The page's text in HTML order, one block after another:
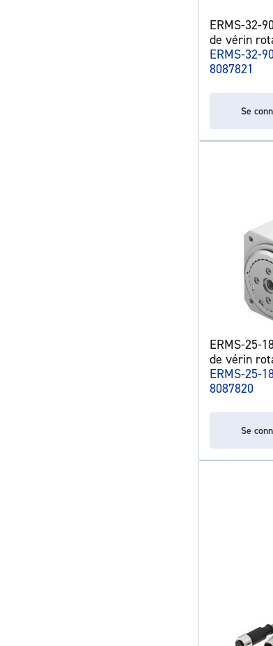
ERMS-32-
de vérin
ERMS-32-
8087821
Se
ERMS-25-
de vérin
ERMS-25-
8087820
Se